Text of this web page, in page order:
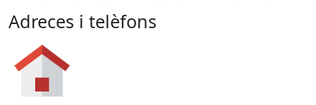
Adreces i telèfons